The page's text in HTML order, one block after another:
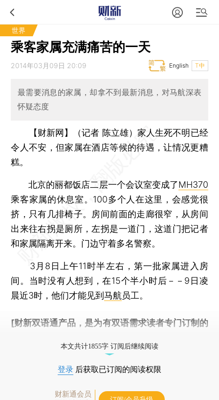
世界
乘客家属充满痛苦的一天
2014年03月09日 20:09 T中
English
最需要消息的家属，却拿不到最新消息，对马航深表
怀疑态度
【财新网】（记者 陈立雄） 家人生死不明已经
令人不安，但家属在酒店等候的待遇，让情况更糟
糕。
北京的丽都饭店二层一个会议室变成了MH370
乘客家属的休息室。100多个人在这里，会感觉很
挤，只有几排椅子。房间前面的走廊很窄，从房间
出来往右拐是厕所，左拐是一道门，这道门把记者
和家属隔离开来。门边守着多名警察。
3月8日上午11时半左右，第一批家属进入房
间。当时没有人想到，在15个半小时后－－9日凌
晨近3时，他们才能见到马航员工。
[财新双语通产品，是为有双语需求读者专门订制的
本文共计1855字 订阅后继续阅读
登录 后获取已订阅的阅读权限
财新通会员